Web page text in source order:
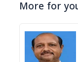
More for